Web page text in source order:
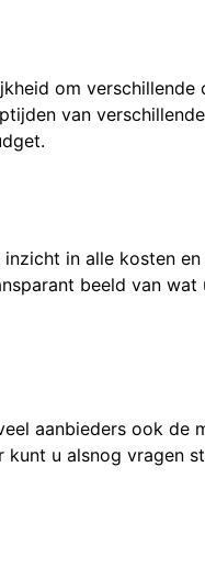
om
van
in alle kosten
beeld van
aanbieders ook de
u alsnog vragen